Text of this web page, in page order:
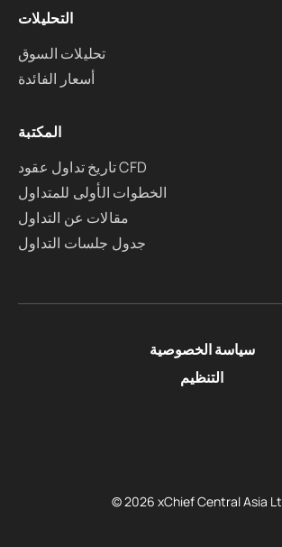
التحليلات
تحليلات السوق
أسعار الفائدة
المكتبة
تاريخ تداول عقود CFD
الخطوات الأولى للمتداول
مقالات عن التداول
جدول جلسات التداول
سياسة الخصوصية
التنظيم
© 2026 xChief Central Asia